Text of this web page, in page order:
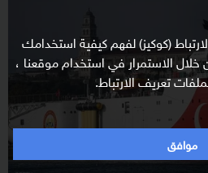
(كوكيز) لفهم كيفية استخدامك
الاستمرار في استخدام موقعنا ،
تعريف الارتباط.
موافق